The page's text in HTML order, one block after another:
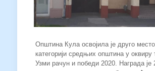
Општина Кула освојила је друго
категорији средњих општина у
Узми рачун и победи 2020. Награда је